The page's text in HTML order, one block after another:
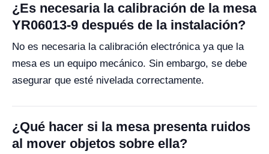
¿Es necesaria la calibración de la mesa
YR06013-9 después de la instalación?
No es necesaria la calibración electrónica ya que la
mesa es un equipo mecánico. Sin embargo, se debe
asegurar que esté nivelada correctamente.
¿Qué hacer si la mesa presenta ruidos
al mover objetos sobre ella?